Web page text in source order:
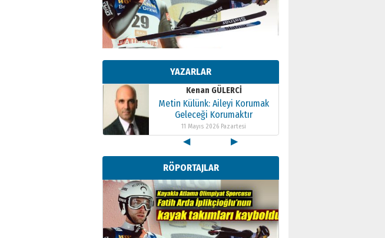
YAZARLAR
Kenan GÜLERCİ
Metin Külünk: Aileyi Korumak
Geleceği Korumaktır
11 Mayıs 2026 Pazartesi
Kenan GÜLERCİ
Metin Külünk: Aileyi Korumak
Geleceği Korumaktır
11 Mayıs 2026 Pazartesi
Kenan GÜLERCİ
Metin Külünk: Aileyi Korumak
Geleceği Korumaktır
11 Mayıs 2026 Pazartesi
◀ ▶
RÖPORTAJLAR